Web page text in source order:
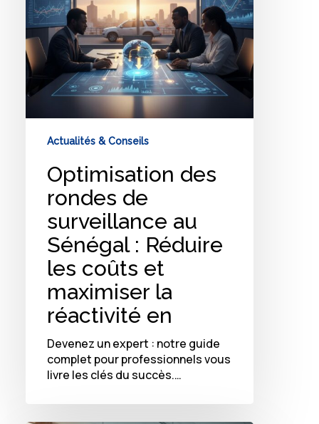
Réduire
les
coûts
et
maximiser
la
réactivité
Actualités & Conseils
Optimisation des
rondes de
surveillance au
Sénégal : Réduire
les coûts et
maximiser la
réactivité en
Devenez un expert : notre guide
complet pour professionnels vous
livre les clés du succès.…